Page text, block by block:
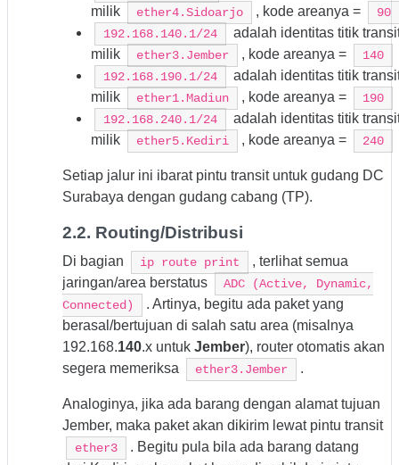
milik
ether4.Sidoarjo , kode areanya =
90
192.168.140.1/24
adalah identitas titik
milik
ether3.Jember , kode areanya =
140
192.168.190.1/24
adalah identitas titik
milik
ether1.Madiun , kode areanya =
190
192.168.240.1/24
adalah identitas titik
milik
ether5.Kediri , kode areanya = 240
Setiap jalur ini ibarat pintu transit untuk gudang DC
Surabaya dengan gudang cabang (TP).
2.2. Routing/Distribusi
Di bagian ip route print
, terlihat semua
jaringan/area berstatus
ADC (Active, Dynamic,
Connected)
. Artinya, begitu ada paket yang
berasal/bertujuan di salah satu area (misalnya
192.168.140.x untuk Jember), router otomatis akan
segera memeriksa
ether3.Jember .
Analoginya, jika ada barang dengan alamat tujuan
Jember, maka paket akan dikirim lewat pintu transit
ether3
. Begitu pula bila ada barang datang